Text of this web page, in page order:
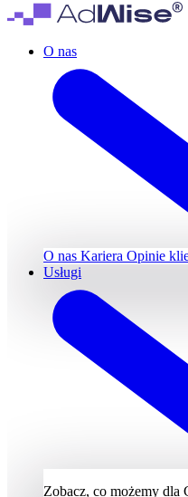
O nas
O nas Kariera Opinie
Usługi
Zobacz, co możemy dla